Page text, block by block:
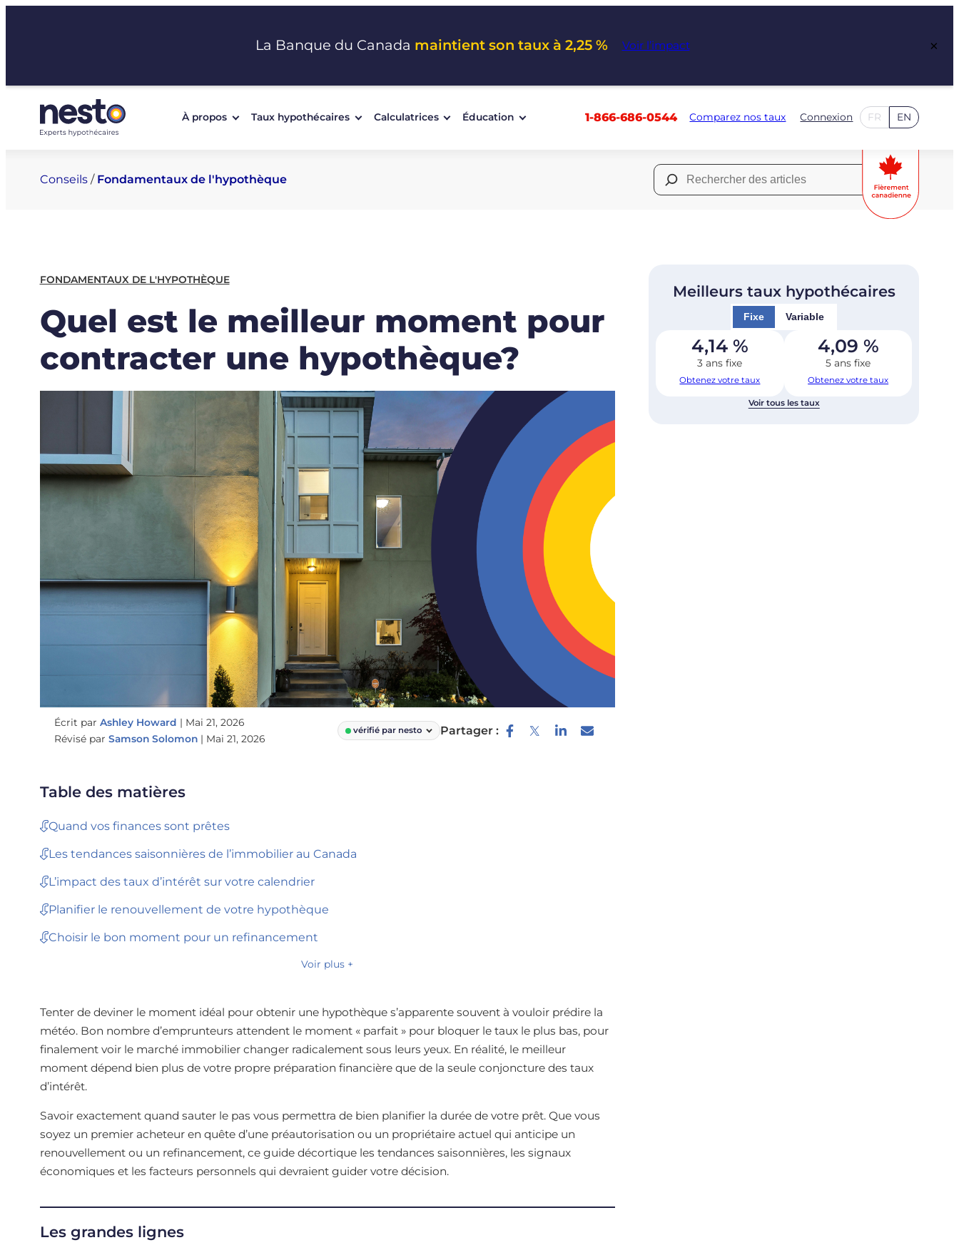
La Banque du Canada maintient son taux à 2,25 % Voir l’impact ×
À propos Taux hypothécaires Calculatrices Éducation 1-866-686-0544 Comparez nos taux Connexion FR EN
Conseils/ Fondamentaux de l'hypothèque Rechercher :
FONDAMENTAUX DE L'HYPOTHÈQUE
Quel est le meilleur moment pour
contracter une hypothèque?
Écrit par Ashley Howard | Mai 21, 2026
Révisé par Samson Solomon | Mai 21, 2026
vérifié par nesto Partager :
Table des matières
Quand vos finances sont prêtes
Les tendances saisonnières de l’immobilier au Canada
L’impact des taux d’intérêt sur votre calendrier
Planifier le renouvellement de votre hypothèque
Choisir le bon moment pour un refinancement
Voir plus +
Tenter de deviner le moment idéal pour obtenir une hypothèque s’apparente souvent à vouloir prédire la
météo. Bon nombre d’emprunteurs attendent le moment « parfait » pour bloquer le taux le plus bas, pour
finalement voir le marché immobilier changer radicalement sous leurs yeux. En réalité, le meilleur
moment dépend bien plus de votre propre préparation financière que de la seule conjoncture des taux
d’intérêt.
Savoir exactement quand sauter le pas vous permettra de bien planifier la durée de votre prêt. Que vous
soyez un premier acheteur en quête d’une préautorisation ou un propriétaire actuel qui anticipe un
renouvellement ou un refinancement, ce guide décortique les tendances saisonnières, les signaux
économiques et les facteurs personnels qui devraient guider votre décision.
Les grandes lignes
Meilleurs taux hypothécaires
Fixe Variable
4,14 %
3 ans fixe
Obtenez votre taux
4,09 %
5 ans fixe
Obtenez votre taux
Voir tous les taux